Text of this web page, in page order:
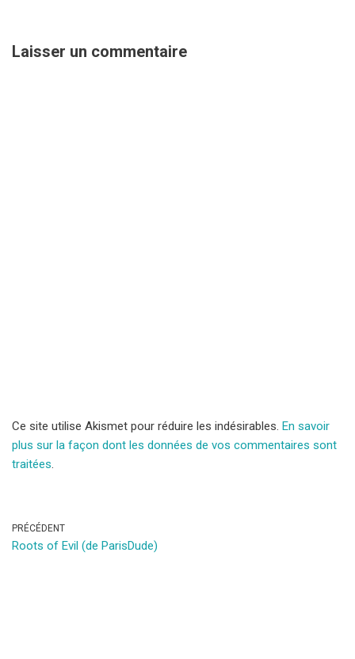
Laisser un commentaire
Ce site utilise Akismet pour réduire les indésirables. En savoir
plus sur la façon dont les données de vos commentaires sont
traitées.
PRÉCÉDENT
Roots of Evil (de ParisDude)